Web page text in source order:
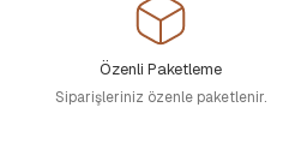
Özenli Paketleme
Siparişleriniz özenle paketlenir.